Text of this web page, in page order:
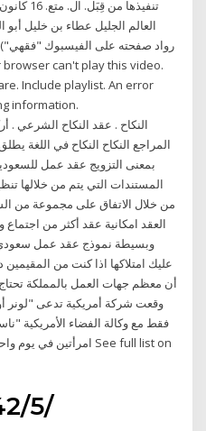
العالم الجليل عطاء بن خليل
رواد صفحته على الفيسبوك
Include playlist. An error
information.
النكاح . عقد النكاح الشرعي .
المراجع النكاح النكاح في اللغة
بمعنى التزويج عقد عمل
المستندات التي يتم من خلالها
من خلال الاتفاق على مجموعة من
العقد امكانية عقد أكثر من
وبسيطة نموذج عقد عمل
عليك امتلاكها اذا كنت من
أن معظم جهات العمل بالمملكة تحتاج
وقعت شركة أمريكية تدعى "لونر
فقط مع وكالة الفضاء الأمريكية
6‏‏/5‏‏/1442 بعد الهجرة